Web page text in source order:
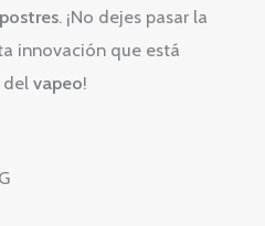
postres. ¡No dejes pasar la
innovación que está
vapeo!